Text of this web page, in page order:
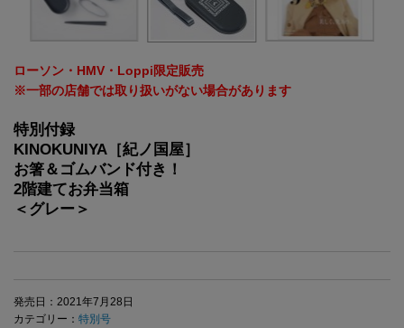
ローソン・HMV・Loppi限定販売
※一部の店舗では取り扱いがない場合があります
特別付録
KINOKUNIYA［紀ノ国屋］
お箸＆ゴムバンド付き！
2階建てお弁当箱
＜グレー＞
発売日：2021年7月28日
カテゴリー： 特別号